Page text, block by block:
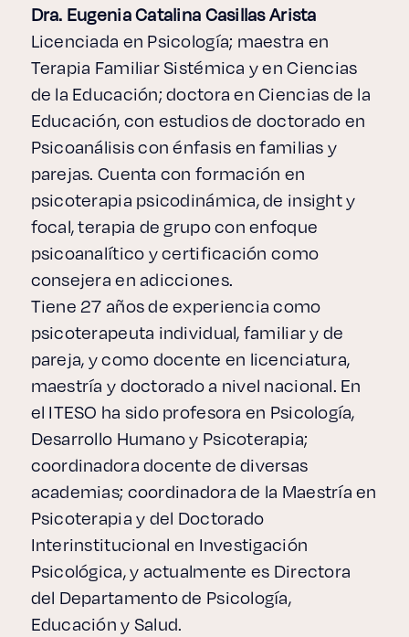
Dra. Eugenia Catalina Casillas Arista
Licenciada en Psicología; maestra en
Terapia Familiar Sistémica y en Ciencias
de la Educación; doctora en Ciencias de la
Educación, con estudios de doctorado en
Psicoanálisis con énfasis en familias y
parejas. Cuenta con formación en
psicoterapia psicodinámica, de insight y
focal, terapia de grupo con enfoque
psicoanalítico y certificación como
consejera en adicciones.
Tiene 27 años de experiencia como
psicoterapeuta individual, familiar y de
pareja, y como docente en licenciatura,
maestría y doctorado a nivel nacional. En
el ITESO ha sido profesora en Psicología,
Desarrollo Humano y Psicoterapia;
coordinadora docente de diversas
academias; coordinadora de la Maestría en
Psicoterapia y del Doctorado
Interinstitucional en Investigación
Psicológica, y actualmente es Directora
del Departamento de Psicología,
Educación y Salud.